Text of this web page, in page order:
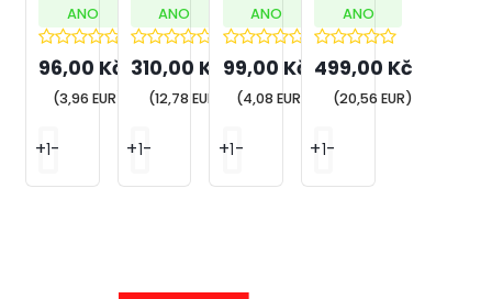
96,00 Kč
(3,96 EUR)
-
+
ANO
310,00 Kč
(12,78 EUR)
-
+
ANO
99,00 Kč
(4,08 EUR)
-
+
ANO
499,00 Kč
(20,56 EUR)
-
+
ANO